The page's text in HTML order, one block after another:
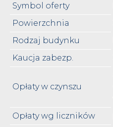
Symbol oferty
Powierzchnia
Rodzaj budynku
Kaucja zabezp.
Opłaty w czynszu
Opłaty wg liczników